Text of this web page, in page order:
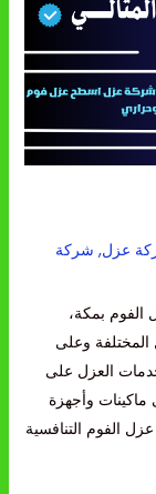
عزل, شركة
بمكة،
وعلى
العزل على
وأجهزة
الفوم التنافسية